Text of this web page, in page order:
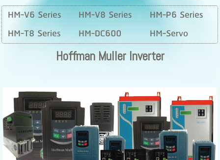
HM-V6 Series HM-V8 Series
HM-P6 Series
HM-T8 Series
HM-DC600 HM-Servo
Hoffman Muller Inverter